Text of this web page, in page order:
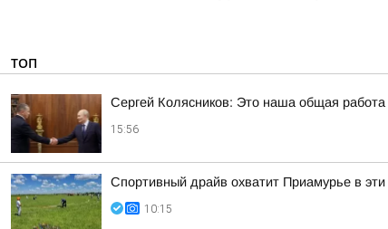
ТОП
Сергей Колясников: Это наша общая работа
15:56
Спортивный драйв охватит Приамурье в
10:15